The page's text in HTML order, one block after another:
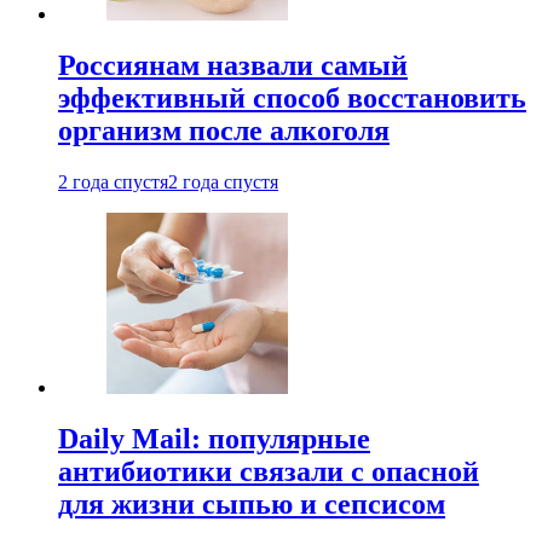
Россиянам назвали самый
эффективный способ восстановить
организм после алкоголя
2 года спустя2 года спустя
Daily Mail: популярные
антибиотики связали с опасной
для жизни сыпью и сепсисом